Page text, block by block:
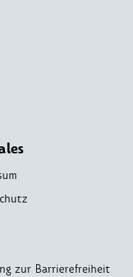
zur Barrierefreiheit